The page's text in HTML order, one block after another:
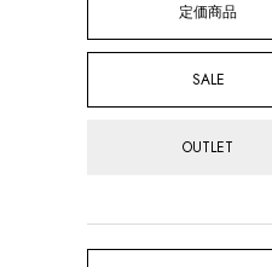
定価商品
SALE
OUTLET